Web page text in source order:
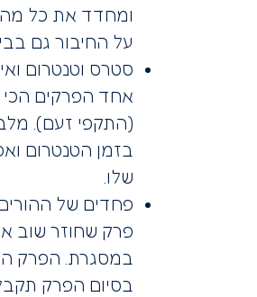
ומחדד את כל
על החיבור גם
סטרס וטנטרום
אחד הפרקים הכי
(התקפי זעם).
בזמן הטנטרום
שלו.
פחדים של
פרק שחוזר שוב
במסגרת. הפרק
בסיום הפרק